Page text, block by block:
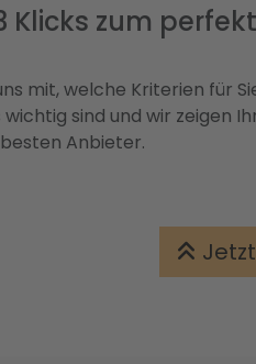
Klicks zum
mit, welche Kriterien für
sind und wir zeigen
Anbieter.